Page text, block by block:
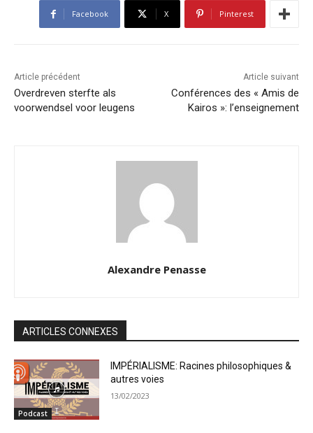
Facebook X Pinterest
Article précédent
Overdreven sterfte als
voorwendsel voor leugens
Article suivant
Conférences des « Amis de
Kairos »: l’enseignement
Alexandre Penasse
ARTICLES CONNEXES
Podcast
IMPÉRIALISME: Racines philosophiques &
autres voies
13/02/2023